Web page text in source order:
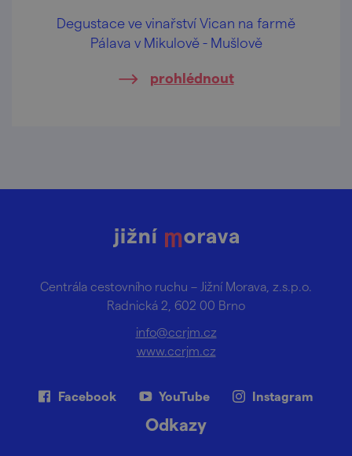
Degustace ve vinařství Vican na farmě
Pálava v Mikulově - Mušlově
prohlédnout
Centrála cestovního ruchu – Jižní Morava, z.s.p.o.
Radnická 2, 602 00 Brno
info@ccrjm.cz
www.ccrjm.cz
Facebook YouTube Instagram
Odkazy